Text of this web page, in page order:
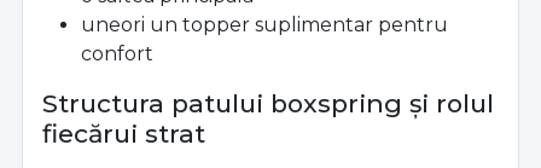
uneori un topper suplimentar pentru
confort
Structura patului boxspring și rolul
fiecărui strat